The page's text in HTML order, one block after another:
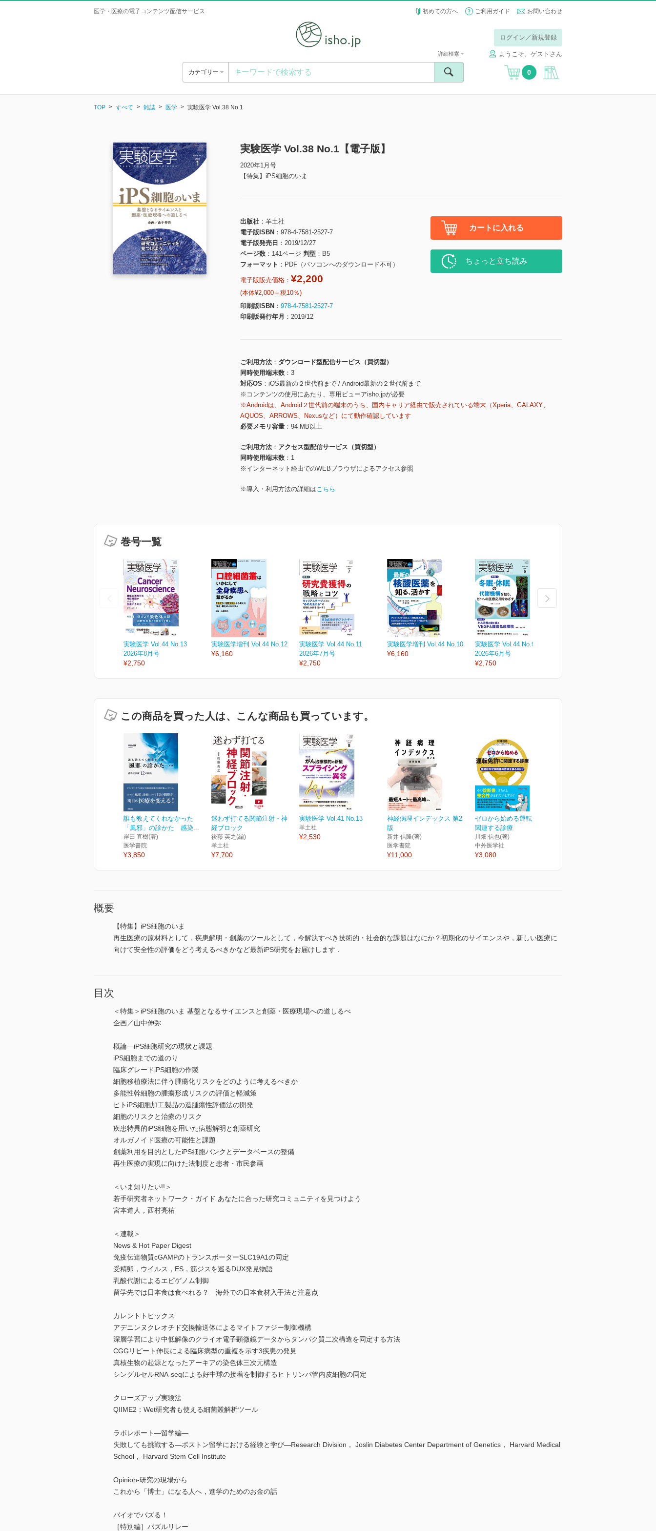
医学・医療の電子コンテンツ配信サービス 初めての方へ ご利用ガイド お問い合わせ
ログイン／新規登録
ようこそ、ゲストさん
カテゴリー
詳細検索
0
TOP すべて 雑誌 医学 実験医学 Vol.38 No.1
実験医学 Vol.38 No.1【電子版】
2020年1月号
【特集】iPS細胞のいま
出版社
羊土社
電子版ISBN
978-4-7581-2527-7
電子版発売日
2019/12/27
ページ数
141ページ 判型
B5
フォーマット
PDF（パソコンへのダウンロード不可）
電子版販売価格： ¥2,200
(本体¥2,000＋税10％)
印刷版ISBN
978-4-7581-2527-7
印刷版発行年月
2019/12
カートに入れる
ちょっと立ち読み
ご利用方法
ダウンロード型配信サービス（買切型）
同時使用端末数
3
対応OS
iOS最新の２世代前まで / Android最新の２世代前まで
※コンテンツの使用にあたり、専用ビューアisho.jpが必要
※Androidは、Android２世代前の端末のうち、国内キャリア経由で販売されている端末（Xperia、GALAXY、
AQUOS、ARROWS、Nexusなど）にて動作確認しています
必要メモリ容量
94 MB以上
ご利用方法
アクセス型配信サービス（買切型）
同時使用端末数
1
※インターネット経由でのWEBブラウザによるアクセス参照
※導入・利用方法の詳細はこちら
巻号一覧
実験医学 Vol.44 No.13
2026年8月号
¥2,750
実験医学増刊 Vol.44 No.12
¥6,160
実験医学 Vol.44 No.11
2026年7月号
¥2,750
実験医学増刊 Vol.44 No.10
¥6,160
実験医学 Vol.44 No.9
2026年6月号
¥2,750
この商品を買った人は、こんな商品も買っています。
誰も教えてくれなかった
「風邪」の診かた 感染...
岸田 直樹(著)
医学書院
¥3,850
迷わず打てる関節注射・神
経ブロック
後藤 英之(編)
羊土社
¥7,700
実験医学 Vol.41 No.13
羊土社
¥2,530
神経病理インデックス 第2
版
新井 信隆(著)
医学書院
¥11,000
ゼロから始める運転免許に
関連する診療
川畑 信也(著)
中外医学社
¥3,080
概要
【特集】iPS細胞のいま
再生医療の原材料として，疾患解明・創薬のツールとして，今解決すべき技術的・社会的な課題はなにか？初期化のサイエンスや，新しい医療に
向けて安全性の評価をどう考えるべきかなど最新iPS研究をお届けします．
目次
＜特集＞iPS細胞のいま 基盤となるサイエンスと創薬・医療現場への道しるべ
企画／山中伸弥
概論―iPS細胞研究の現状と課題
iPS細胞までの道のり
臨床グレードiPS細胞の作製
細胞移植療法に伴う腫瘍化リスクをどのように考えるべきか
多能性幹細胞の腫瘍形成リスクの評価と軽減策
ヒトiPS細胞加工製品の造腫瘍性評価法の開発
細胞のリスクと治療のリスク
疾患特異的iPS細胞を用いた病態解明と創薬研究
オルガノイド医療の可能性と課題
創薬利用を目的としたiPS細胞バンクとデータベースの整備
再生医療の実現に向けた法制度と患者・市民参画
＜いま知りたい!!＞
若手研究者ネットワーク・ガイド あなたに合った研究コミュニティを見つけよう
宮本道人，西村亮祐
＜連載＞
News & Hot Paper Digest
免疫伝達物質cGAMPのトランスポーターSLC19A1の同定
受精卵，ウイルス，ES，筋ジスを巡るDUX発見物語
乳酸代謝によるエピゲノム制御
留学先では日本食は食べれる？―海外での日本食材入手法と注意点
カレントトピックス
アデニンヌクレオチド交換輸送体によるマイトファジー制御機構
深層学習により中低解像のクライオ電子顕微鏡データからタンパク質二次構造を同定する方法
CGGリピート伸長による臨床病型の重複を示す3疾患の発見
真核生物の起源となったアーキアの染色体三次元構造
シングルセルRNA-seqによる好中球の接着を制御するヒトリンパ管内皮細胞の同定
クローズアップ実験法
QIIME2：Wet研究者も使える細菌叢解析ツール
ラボレポート―留学編―
失敗しても挑戦する―ボストン留学における経験と学び―Research Division， Joslin Diabetes Center Department of Genetics， Harvard Medical
School， Harvard Stem Cell Institute
Opinion-研究の現場から
これから「博士」になる人へ，進学のためのお金の話
バイオでパズる！
［特別編］パズルリレー